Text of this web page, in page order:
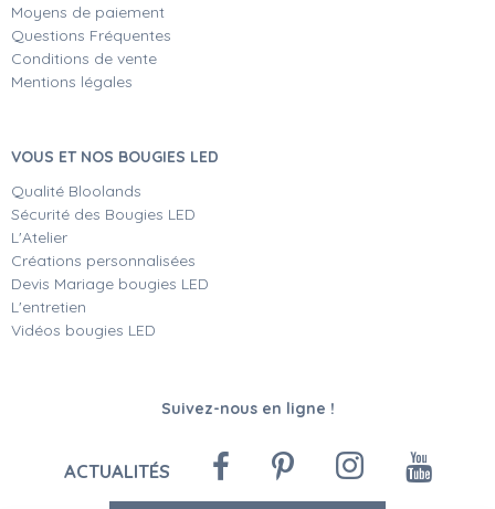
Moyens de paiement
Questions Fréquentes
Conditions de vente
Mentions légales
VOUS ET NOS BOUGIES LED
Qualité Bloolands
Sécurité des Bougies LED
L'Atelier
Créations personnalisées
Devis Mariage bougies LED
L'entretien
Vidéos bougies LED
Suivez-nous en ligne !
ACTUALITÉS